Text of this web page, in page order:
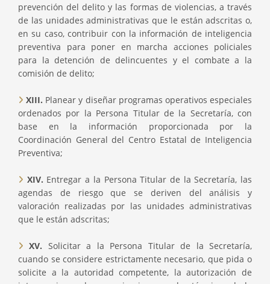
prevención del delito y las formas de violencias, a través
de las unidades administrativas que le están adscritas o,
en su caso, contribuir con la información de inteligencia
preventiva para poner en marcha acciones policiales
para la detención de delincuentes y el combate a la
comisión de delito;
XIII. Planear y diseñar programas operativos especiales
ordenados por la Persona Titular de la Secretaría, con
base en la información proporcionada por la
Coordinación General del Centro Estatal de Inteligencia
Preventiva;
XIV. Entregar a la Persona Titular de la Secretaría, las
agendas de riesgo que se deriven del análisis y
valoración realizadas por las unidades administrativas
que le están adscritas;
XV. Solicitar a la Persona Titular de la Secretaría,
cuando se considere estrictamente necesario, que pida o
solicite a la autoridad competente, la autorización de